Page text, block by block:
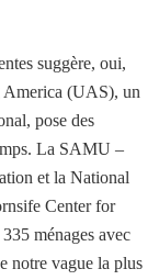
suggère, oui,
America (UAS), un
pose des
La SAMU –
et la National
Center for
ménages avec
notre vague la plus